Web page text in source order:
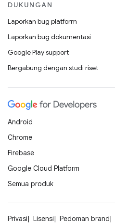
DUKUNGAN
Laporkan bug platform
Laporkan bug dokumentasi
Google Play support
Bergabung dengan studi riset
Android
Chrome
Firebase
Google Cloud Platform
Semua produk
Privasi Lisensi Pedoman brand